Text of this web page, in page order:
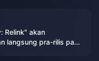
Relink" akan
langsung pra-rilis pada